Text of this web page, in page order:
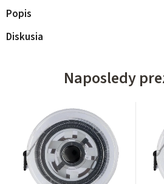
Popis
Diskusia
Naposledy